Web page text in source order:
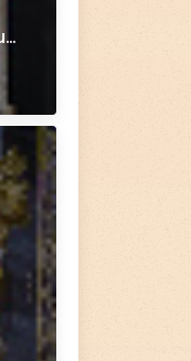
Infant Baby Darshan – TTD Tirumala